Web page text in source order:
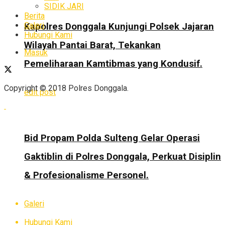
Kapolres Donggala Kunjungi Polsek Jajaran
Wilayah Pantai Barat, Tekankan
Pemeliharaan Kamtibmas yang Kondusif.
edit post
Bid Propam Polda Sulteng Gelar Operasi
Gaktiblin di Polres Donggala, Perkuat Disiplin
& Profesionalisme Personel.
Galeri
Hubungi Kami
SIDIK JARI
Berita
Galeri
Hubungi Kami
Masuk
Copyright © 2018 Polres Donggala.